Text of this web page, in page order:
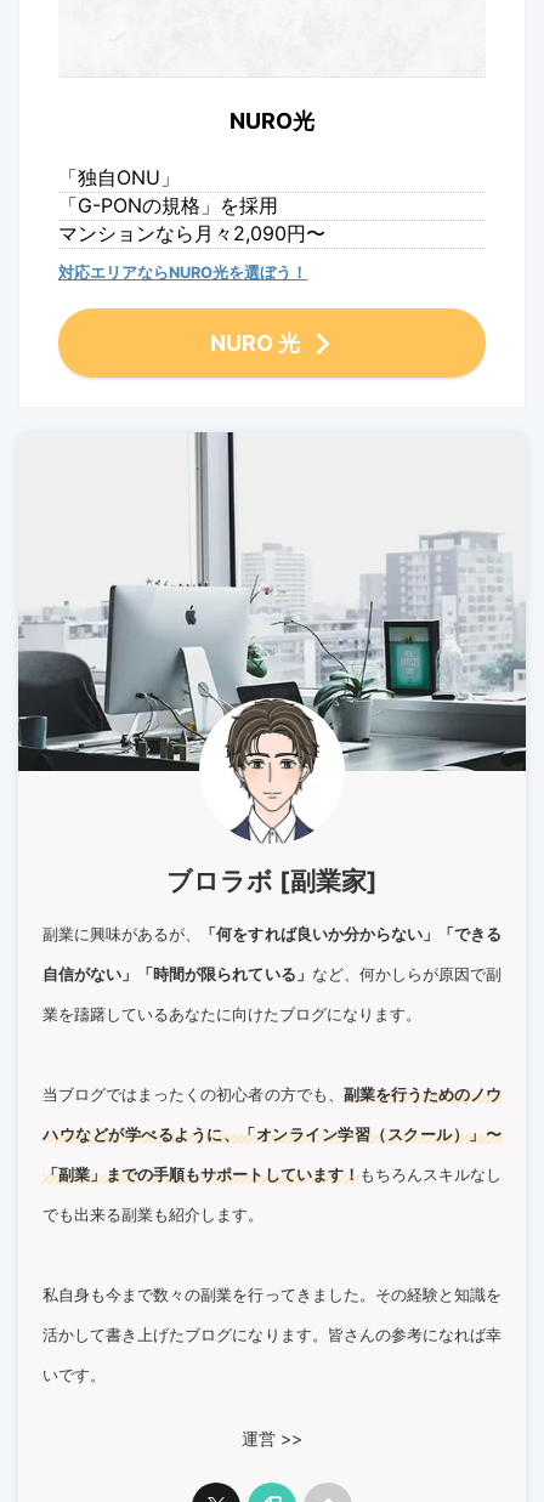
NURO光
「独自ONU」
「G-PONの規格」を採用
マンションなら月々2,090円〜
対応エリアならNURO光を選ぼう！
NURO 光
ブロラボ [副業家]
副業に興味があるが、 「何をすれば良いか分からない」「できる
自信がない」「時間が限られている」 など、何かしらが原因で副
業を躊躇しているあなたに向けたブログになります。
当ブログではまったくの初心者の方でも、 副業を行うためのノウ
ハウなどが学べるように、「オンライン学習（スクール）」〜
「副業」までの手順もサポートしています！もちろんスキルなし
でも出来る副業も紹介します。
私自身も今まで数々の副業を行ってきました。その経験と知識を
活かして書き上げたブログになります。皆さんの参考になれば幸
いです。
運営 >>